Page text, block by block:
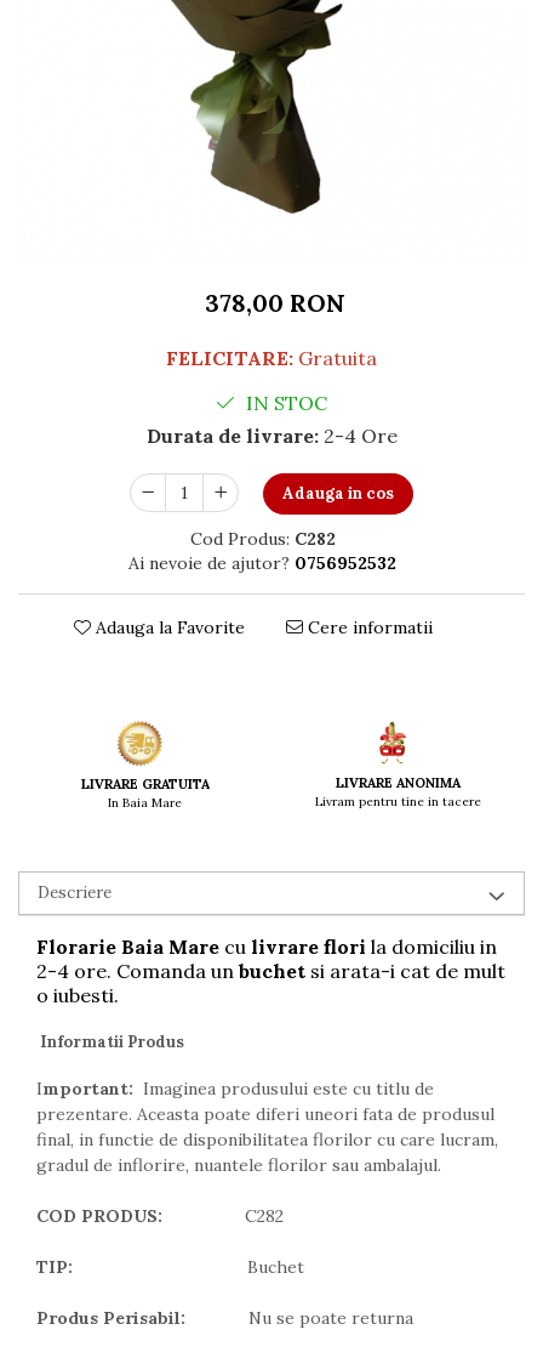
378,00 RON
FELICITARE: Gratuita
IN STOC
Durata de livrare:2-4 Ore
Adauga in cos
Cod Produs: C282
Ai nevoie de ajutor? 0756952532
Adauga la Favorite Cere informatii
LIVRARE GRATUITA
In Baia Mare
LIVRARE ANONIMA
Livram pentru tine in tacere
Descriere
Florarie Baia Mare cu livrare flori la domiciliu in
2-4 ore. Comanda un buchet si arata-i cat de mult
o iubesti.
Informatii Produs
Important: Imaginea produsului este cu titlu de
prezentare. Aceasta poate diferi uneori fata de produsul
final, in functie de disponibilitatea florilor cu care lucram,
gradul de inflorire, nuantele florilor sau ambalajul.
COD PRODUS: C282
TIP: Buchet
Produs Perisabil: Nu se poate returna